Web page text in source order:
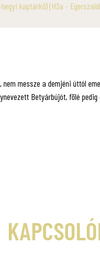
kaptárkő) (H3a -
nem messze a demjéni úttól
Betyárbújót, fölé